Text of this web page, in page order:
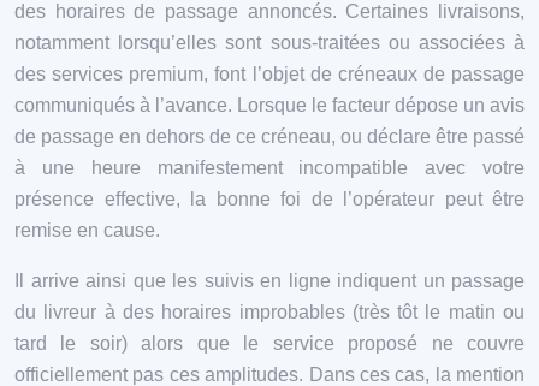
des horaires de passage annoncés. Certaines livraisons,
notamment lorsqu’elles sont sous-traitées ou associées à
des services premium, font l’objet de créneaux de passage
communiqués à l’avance. Lorsque le facteur dépose un avis
de passage en dehors de ce créneau, ou déclare être passé
à une heure manifestement incompatible avec votre
présence effective, la bonne foi de l’opérateur peut être
remise en cause.
Il arrive ainsi que les suivis en ligne indiquent un passage
du livreur à des horaires improbables (très tôt le matin ou
tard le soir) alors que le service proposé ne couvre
officiellement pas ces amplitudes. Dans ces cas, la mention